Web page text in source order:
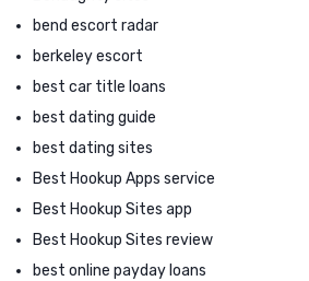
bend escort radar
berkeley escort
best car title loans
best dating guide
best dating sites
Best Hookup Apps service
Best Hookup Sites app
Best Hookup Sites review
best online payday loans